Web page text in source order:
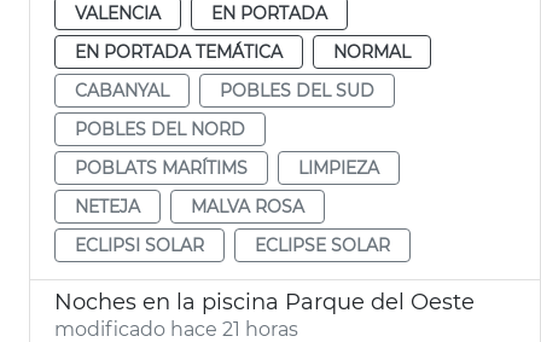
VALENCIA
EN PORTADA
EN PORTADA TEMÁTICA
NORMAL
CABANYAL
POBLES DEL SUD
POBLES DEL NORD
POBLATS MARÍTIMS
LIMPIEZA
NETEJA
MALVA ROSA
ECLIPSI SOLAR
ECLIPSE SOLAR
Noches en la piscina Parque del Oeste
modificado hace 21 horas